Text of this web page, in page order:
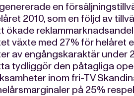
en
2010, som en följd av
ökade
växte med 27% för helåret
av engångskaraktär under
tydliggör den påtagliga
inom fri-TV
på 25%